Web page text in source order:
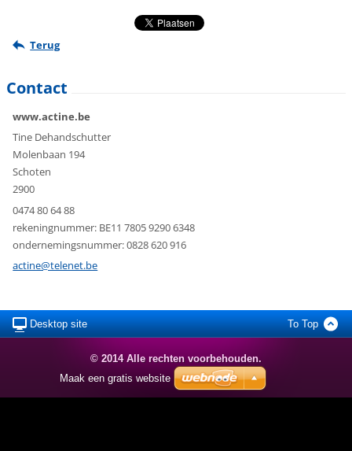
Terug
Contact
www.actine.be
Tine Dehandschutter
Molenbaan 194
Schoten
2900
0474 80 64 88
rekeningnummer: BE11 7805 9290 6348
ondernemingsnummer: 0828 620 916
actine@telenet.be
Desktop site To Top
© 2014 Alle rechten voorbehouden.
Maak een gratis website